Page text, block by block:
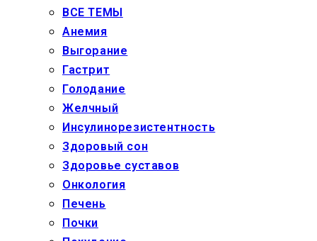
ВСЕ ТЕМЫ
Анемия
Выгорание
Гастрит
Голодание
Желчный
Инсулинорезистентность
Здоровый сон
Здоровье суставов
Онкология
Печень
Почки